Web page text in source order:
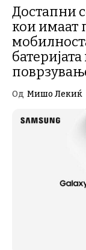
Достапни
кои имаат
Од Мишо Лекиќ